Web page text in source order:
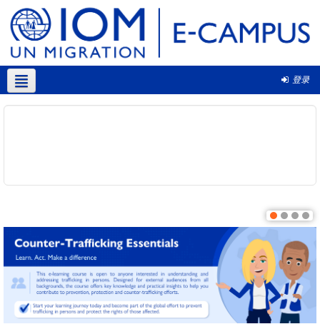
登录
简体中文 ‎(zh_cn)‎